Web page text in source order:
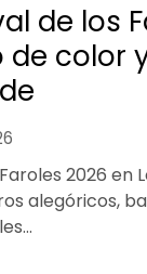
de los
de color
2026 en
alegóricos,